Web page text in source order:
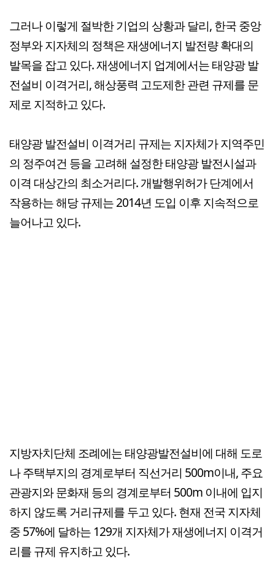
그러나 이렇게 절박한 기업의 상황과 달리, 한국 중앙
정부와 지자체의 정책은 재생에너지 발전량 확대의
발목을 잡고 있다. 재생에너지 업계에서는 태양광 발
전설비 이격거리, 해상풍력 고도제한 관련 규제를 문
제로 지적하고 있다.
태양광 발전설비 이격거리 규제는 지자체가 지역주민
의 정주여건 등을 고려해 설정한 태양광 발전시설과
이격 대상간의 최소거리다. 개발행위허가 단계에서
작용하는 해당 규제는 2014년 도입 이후 지속적으로
늘어나고 있다.
지방자치단체 조례에는 태양광발전설비에 대해 도로
나 주택부지의 경계로부터 직선거리 500m이내, 주요
관광지와 문화재 등의 경계로부터 500m 이내에 입지
하지 않도록 거리규제를 두고 있다. 현재 전국 지자체
중 57%에 달하는 129개 지자체가 재생에너지 이격거
리를 규제 유지하고 있다.